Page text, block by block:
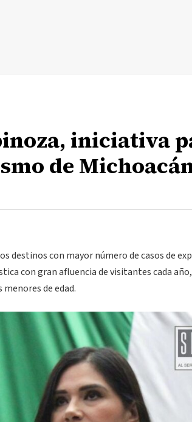
iniciativa
de
destinos con mayor número de casos de
con gran afluencia de visitantes cada
de edad.